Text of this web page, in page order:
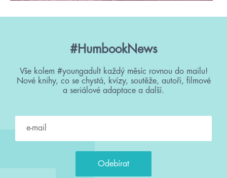
#HumbookNews
Vše kolem #youngadult každý měsíc rovnou do mailu!
Nové knihy, co se chystá, kvízy, soutěže, autoři, filmové
a seriálové adaptace a další.